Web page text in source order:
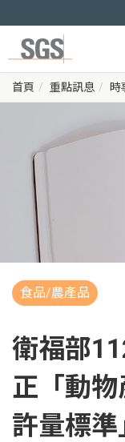
首頁 重點訊息 時
食品/農產品
衛福部
正「動
許量標準